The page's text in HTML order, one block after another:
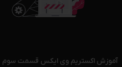
آموزش اکستریم وی ایکس قسمت سوم